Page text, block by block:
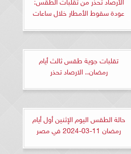
عودة سقوط الأمطار خلال ساعات
تقلبات جوية طقس ثالث أيام
رمضان.. الارصاد تحذر
حالة الطقس اليوم الإثنين أول أيام
رمضان 11-03-2024 في مصر